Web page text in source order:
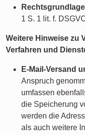
1 S. 1 lit. f.
Weitere Hinweise zu
Verfahren und
E-Mail-Versand
Anspruch
umfassen
die Speicherung
werden die
als auch weitere